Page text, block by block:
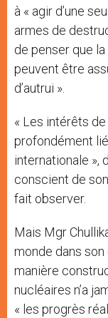
à « agir d’une
armes de
de penser que
peuvent être
d’autrui ».
« Les intérêts
profondément
internationale »,
conscient de
fait observer.
Mais Mgr
monde dans son
manière
nucléaires n’a
« les progrès